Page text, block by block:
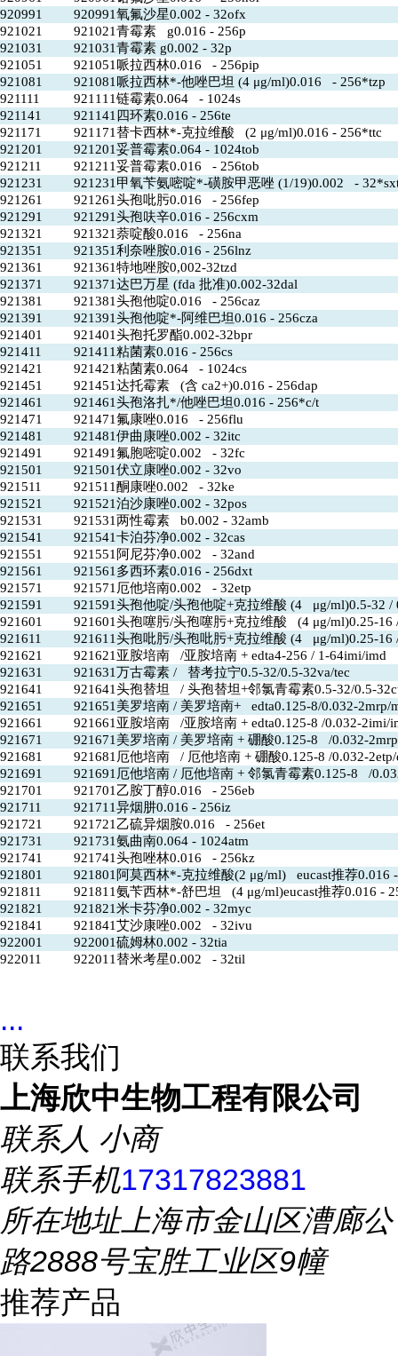
920991
920991氧氟沙星0.002 - 32ofx
921021
921021青霉素 g0.016 - 256p
921031
921031青霉素 g0.002 - 32p
921051
921051哌拉西林0.016 - 256pip
921081
921081哌拉西林*-他唑巴坦 (4 μg/ml)0.016 - 256*tzp
921111
921111链霉素0.064 - 1024s
921141
921141四环素0.016 - 256te
921171
921171替卡西林*-克拉维酸 (2 μg/ml)0.016 - 256*ttc
921201
921201妥普霉素0.064 - 1024tob
921211
921211妥普霉素0.016 - 256tob
921231
921231甲氧苄氨嘧啶*-磺胺甲恶唑 (1/19)0.002 -
921261
921261头孢吡肟0.016 - 256fep
921291
921291头孢呋辛0.016 - 256cxm
921321
921321萘啶酸0.016 - 256na
921351
921351利奈唑胺0.016 - 256lnz
921361
921361特地唑胺0,002-32tzd
921371
921371达巴万星 (fda 批准)0.002-32dal
921381
921381头孢他啶0.016 - 256caz
921391
921391头孢他啶*-阿维巴坦0.016 - 256cza
921401
921401头孢托罗酯0.002-32bpr
921411
921411粘菌素0.016 - 256cs
921421
921421粘菌素0.064 - 1024cs
921451
921451达托霉素 (含 ca2+)0.016 - 256dap
921461
921461头孢洛扎*/他唑巴坦0.016 - 256*c/t
921471
921471氟康唑0.016 - 256flu
921481
921481伊曲康唑0.002 - 32itc
921491
921491氟胞嘧啶0.002 - 32fc
921501
921501伏立康唑0.002 - 32vo
921511
921511酮康唑0.002 - 32ke
921521
921521泊沙康唑0.002 - 32pos
921531
921531两性霉素 b0.002 - 32amb
921541
921541卡泊芬净0.002 - 32cas
921551
921551阿尼芬净0.002 - 32and
921561
921561多西环素0.016 - 256dxt
921571
921571厄他培南0.002 - 32etp
921591
921591头孢他啶/头孢他啶+克拉维酸 (4 μg/ml)0.5-32 /
921601
921601头孢噻肟/头孢噻肟+克拉维酸 (4 μg/ml)0.25-16
921611
921611头孢吡肟/头孢吡肟+克拉维酸 (4 μg/ml)0.25-16
921621
921621亚胺培南 /亚胺培南 + edta4-256 / 1-64imi/imd
921631
921631万古霉素 / 替考拉宁0.5-32/0.5-32va/tec
921641
921641头孢替坦 / 头孢替坦+邻氯青霉素0.5-32/0.5-
921651
921651美罗培南 / 美罗培南+ edta0.125-8/0.032-2mrp/
921661
921661亚胺培南 /亚胺培南 + edta0.125-8 /0.032-2imi/
921671
921671美罗培南 / 美罗培南 + 硼酸0.125-8 /0.032-
921681
921681厄他培南 / 厄他培南 + 硼酸0.125-8 /0.032-2etp/
921691
921691厄他培南 / 厄他培南 + 邻氯青霉素0.125-8 /
921701
921701乙胺丁醇0.016 - 256eb
921711
921711异烟肼0.016 - 256iz
921721
921721乙硫异烟胺0.016 - 256et
921731
921731氨曲南0.064 - 1024atm
921741
921741头孢唑林0.016 - 256kz
921801
921801阿莫西林*-克拉维酸(2 μg/ml) eucast推荐0.016
921811
921811氨苄西林*-舒巴坦 (4 μg/ml)eucast推荐0.016 -
921821
921821米卡芬净0.002 - 32myc
921841
921841艾沙康唑0.002 - 32ivu
922001
922001硫姆林0.002 - 32tia
922011
922011替米考星0.002 - 32til
...
联系我们
上海欣中生物工程有限公司
联系人 小商
联系手机17317823881
所在地址上海市金山区漕廊公
路2888号宝胜工业区9幢
推荐产品